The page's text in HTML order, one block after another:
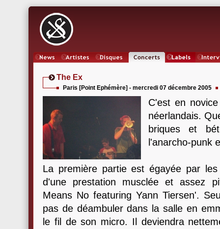
The Ex
Paris [Point Ephémère] - mercredi 07 décembre 2005
C'est en
néerlandais.
briques et
l'anarcho-punk
La première partie est égayée par
d'une prestation musclée et assez
Means No featuring Yann Tiersen'.
pas de déambuler dans la salle en
le fil de son micro. Il deviendra